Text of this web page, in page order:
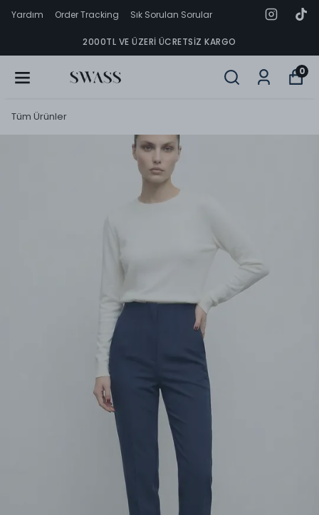
Yardım Order Tracking Sık Sorulan Sorular
2000TL VE ÜZERI ÜCRETSIZ KARGO
0
Tüm Ürünler